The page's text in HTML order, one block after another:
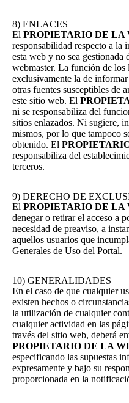
8) ENLACES
El PROPIETARIO DE LA
responsabilidad respecto a la
esta web y no sea gestionada
webmaster. La función de los
exclusivamente la de
otras fuentes susceptibles de
este sitio web. El
ni se responsabiliza del
sitios enlazados. Ni sugiere,
mismos, por lo que tampoco
obtenido. El
responsabiliza del
terceros.
9) DERECHO DE
El PROPIETARIO DE LA
denegar o retirar el acceso a
necesidad de preaviso, a
aquellos usuarios que
Generales de Uso del Portal.
10) GENERALIDADES
En el caso de que cualquier
existen hechos o
la utilización de cualquier
cualquier actividad en las
través del sitio web, deberá
PROPIETARIO DE LA
especificando las supuestas
expresamente y bajo su
proporcionada en la